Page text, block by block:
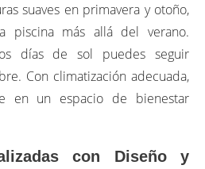
suaves en primavera y otoño,
piscina más allá del verano.
días de sol puedes seguir
Con climatización adecuada,
en un espacio de bienestar
con Diseño y